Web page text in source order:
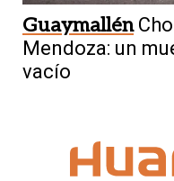
Guaymallén
Mendoza: un
vacío